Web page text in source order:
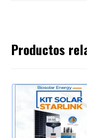
Productos